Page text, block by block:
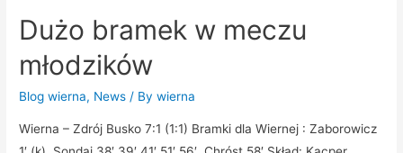
Dużo bramek w meczu
młodzików
Blog wierna, News / Bywierna
Wierna – Zdrój Busko 7:1 (1:1) Bramki dla Wiernej : Zaborowicz